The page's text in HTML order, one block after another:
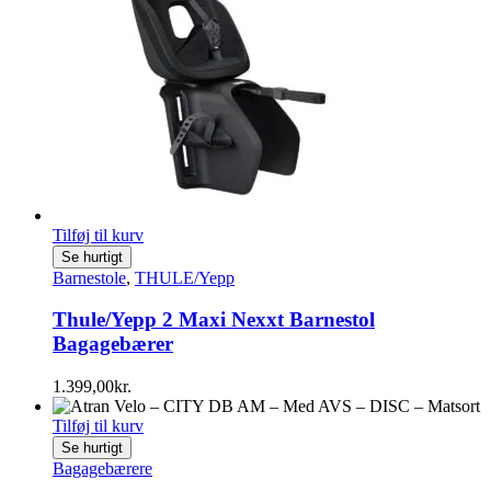
Tilføj til kurv
Se hurtigt
Barnestole, THULE/Yepp
Thule/Yepp 2 Maxi Nexxt Barnestol
Bagagebærer
1.399,00kr.
Tilføj til kurv
Se hurtigt
Bagagebærere